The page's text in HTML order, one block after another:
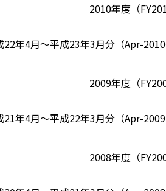
2010年度（
22年4月～平成23年3月分（Apr-2010
2009年度（
21年4月～平成22年3月分（Apr-2009
2008年度（